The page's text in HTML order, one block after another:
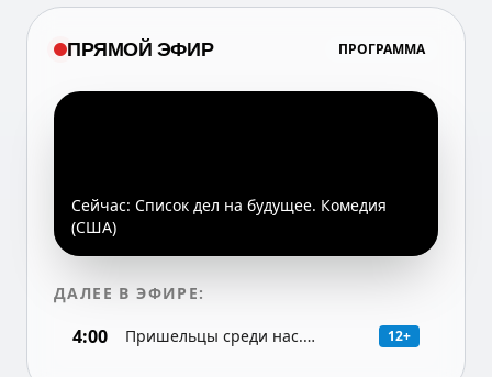
ПРЯМОЙ ЭФИР ПРОГРАММА
Сейчас: Список дел на будущее. Комедия
(США)
ДАЛЕЕ В ЭФИРЕ:
4:00
Пришельцы среди нас.
12+